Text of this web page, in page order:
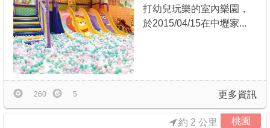
打幼兒玩樂的室內樂園，
於2015/04/15在中壢家...
更多資訊
260 5
桃園
約 2 公里